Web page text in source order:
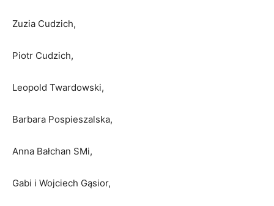
Zuzia Cudzich,
Piotr Cudzich,
Leopold Twardowski,
Barbara Pospieszalska,
Anna Bałchan SMi,
Gabi i Wojciech Gąsior,